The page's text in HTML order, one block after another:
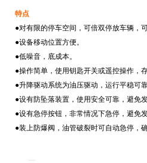
特点
●对有限的停车空间，可倍双停放车辆，
●设备移动位置方便。
●低噪音，底成本。
●操作简单，使用钥匙开关或遥控操作，存
●升降驱动系统为油压驱动，运行平稳可
●设有防坠落装置，使用安全可靠，避免
●设有急停按钮，非常情况下急停，避免
●装上防爆阀，油管破裂时可自动急停，